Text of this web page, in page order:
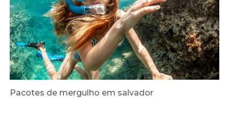
Pacotes de mergulho em salvador